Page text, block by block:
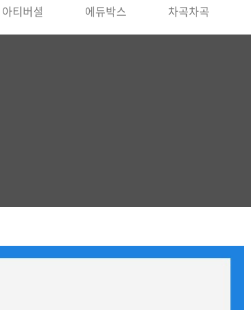
아티버셜 에듀박스 차곡차곡